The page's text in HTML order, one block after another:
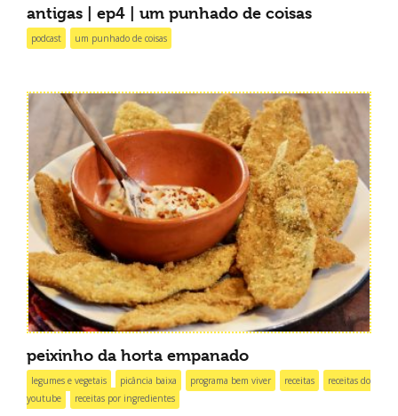
antigas | ep4 | um punhado de coisas
podcast um punhado de coisas
peixinho da horta empanado
legumes e vegetais picância baixa programa bem viver receitas
receitas do
youtube
receitas por ingredientes